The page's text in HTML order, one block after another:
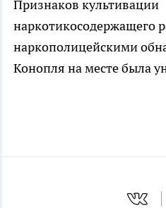
Признаков культивации
наркотикосодержащего
наркополицейскими
Конопля на месте была